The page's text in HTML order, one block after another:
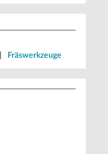
Fräswerkzeuge